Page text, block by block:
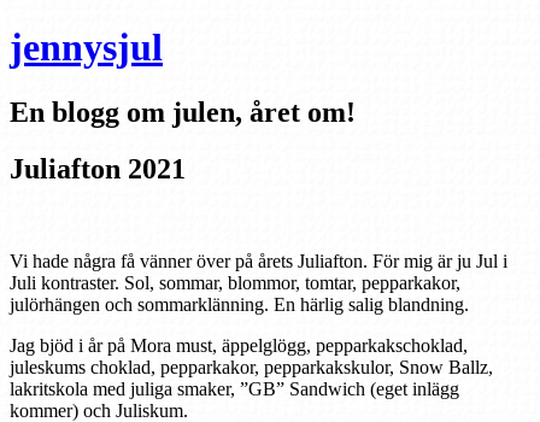
jennysjul
En blogg om julen, året om!
Juliafton 2021
Vi hade några få vänner över på årets Juliafton. För mig är ju Jul i
Juli kontraster. Sol, sommar, blommor, tomtar, pepparkakor,
julörhängen och sommarklänning. En härlig salig blandning.
Jag bjöd i år på Mora must, äppelglögg, pepparkakschoklad,
juleskums choklad, pepparkakor, pepparkakskulor, Snow Ballz,
lakritskola med juliga smaker, ”GB” Sandwich (eget inlägg
kommer) och Juliskum.